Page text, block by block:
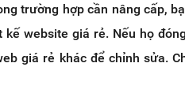
trường hợp cần nâng cấp,
kế website giá rẻ. Nếu họ
giá rẻ khác để chỉnh sửa.